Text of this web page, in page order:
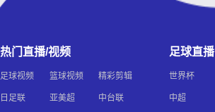
热门直播/视频
足球视频 篮球视频 精彩剪辑
日足联 亚美超 中台联
足球直播
世界杯
中超